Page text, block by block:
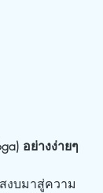
อย่างง่ายๆ